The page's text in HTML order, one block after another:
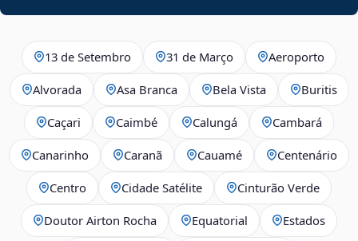
13 de Setembro 31 de Março Aeroporto
Alvorada Asa Branca Bela Vista Buritis
Caçari Caimbé Calungá Cambará
Canarinho Caranã Cauamé Centenário
Centro Cidade Satélite Cinturão Verde
Doutor Airton Rocha Equatorial Estados